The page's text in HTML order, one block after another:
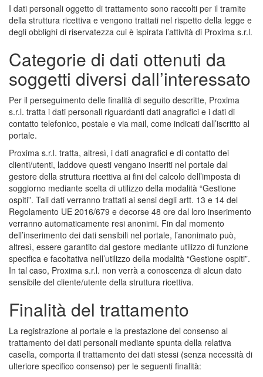
I dati personali oggetto di trattamento sono raccolti per il tramite
della struttura ricettiva e vengono trattati nel rispetto della legge e
degli obblighi di riservatezza cui è ispirata l’attività di Proxima s.r.l.
Categorie di dati ottenuti da
soggetti diversi dall’interessato
Per il perseguimento delle finalità di seguito descritte, Proxima
s.r.l. tratta i dati personali riguardanti dati anagrafici e i dati di
contatto telefonico, postale e via mail, come indicati dall’iscritto al
portale.
Proxima s.r.l. tratta, altresì, i dati anagrafici e di contatto dei
clienti/utenti, laddove questi vengano inseriti nel portale dal
gestore della struttura ricettiva ai fini del calcolo dell’imposta di
soggiorno mediante scelta di utilizzo della modalità “Gestione
ospiti”. Tali dati verranno trattati ai sensi degli artt. 13 e 14 del
Regolamento UE 2016/679 e decorse 48 ore dal loro inserimento
verranno automaticamente resi anonimi. Fin dal momento
dell’inserimento dei dati sensibili nel portale, l’anonimato può,
altresì, essere garantito dal gestore mediante utilizzo di funzione
specifica e facoltativa nell’utilizzo della modalità “Gestione ospiti”.
In tal caso, Proxima s.r.l. non verrà a conoscenza di alcun dato
sensibile del cliente/utente della struttura ricettiva.
Finalità del trattamento
La registrazione al portale e la prestazione del consenso al
trattamento dei dati personali mediante spunta della relativa
casella, comporta il trattamento dei dati stessi (senza necessità di
ulteriore specifico consenso) per le seguenti finalità: